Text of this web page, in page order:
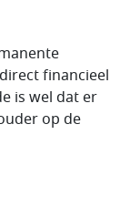
financieel
is wel dat er
op de